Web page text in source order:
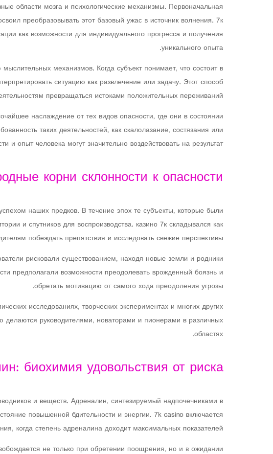
области мозга и психологические механизмы. Первоначальная
преобразовывать этот базовый ужас в источник волнения. 7к
как возможности для индивидуального прогресса и получения
уникального опыта.
механизмов. Когда субъект понимает, что состоит в
ситуацию как развлечение или задачу. Этот способ
превращаться истоками положительных переживаний.
наслаждение от тех видов опасности, где они в состоянии
таких деятельностей, как скалолазание, состязания или
и опыт человека могут значительно воздействовать на результат.
корни склонности к опасности
наших предков. В течение эпох те субъекты, которые были
и спутников для воспроизводства. казино 7к складывался как
побеждать препятствия и исследовать свежие перспективы.
рисковали существованием, находя новые земли и родники
предполагали возможности преодолевать врожденный боязнь и
обретать мотивацию от самого хода преодоления угрозы.
исследованиях, творческих экспериментах и многих других
делаются руководителями, новаторами и пионерами в различных
областях.
биохимия удовольствия от риска
и веществ. Адреналин, синтезируемый надпочечниками в
повышенной бдительности и энергии. 7k casino включается
когда степень адреналина доходит максимальных показателей.
не только при обретении поощрения, но и в ожидании